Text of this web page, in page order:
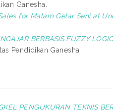
Ganesha.
for Malam Gelar Seni at
BERBASIS FUZZY
Pendidikan Ganesha.
PENGUKURAN TEKNIS